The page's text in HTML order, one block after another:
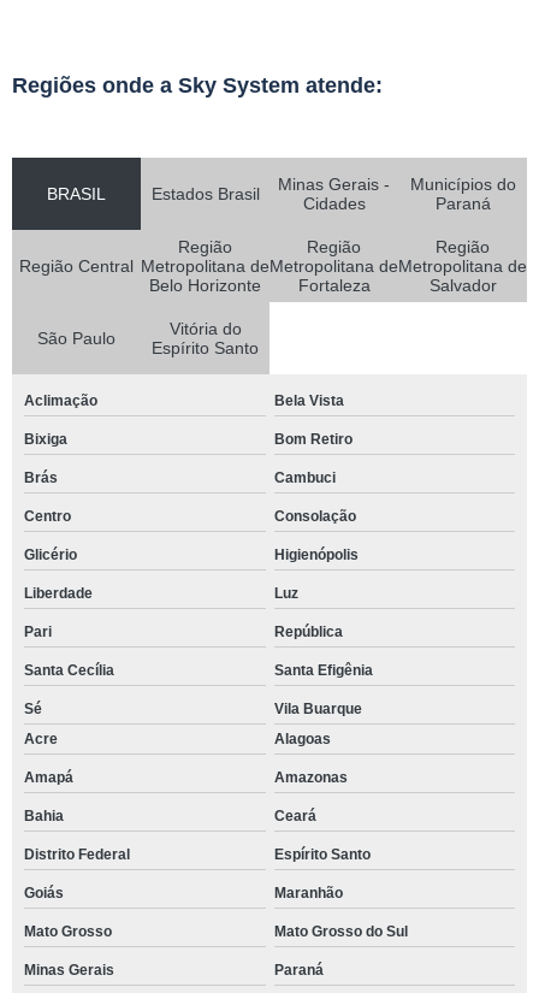
Regiões onde a Sky System atende:
BRASIL Estados Brasil
Minas Gerais -
Cidades
Municípios do
Paraná
Região Central
Região
Metropolitana de
Belo Horizonte
Região
Metropolitana de
Fortaleza
Região
Metropolitana de
Salvador
São Paulo
Vitória do
Espírito Santo
Aclimação Bela Vista
Bixiga Bom Retiro
Brás Cambuci
Centro Consolação
Glicério Higienópolis
Liberdade Luz
Pari República
Santa Cecília Santa Efigênia
Sé
Vila Buarque
Acre
Alagoas
Amapá Amazonas
Bahia Ceará
Distrito Federal Espírito Santo
Goiás Maranhão
Mato Grosso Mato Grosso do Sul
Minas Gerais Paraná